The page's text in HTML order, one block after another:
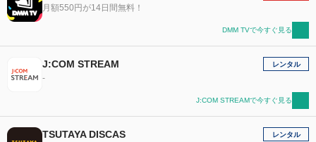
月額550円が14日間無料！
DMM TVで今すぐ見る
J:COM STREAM
-
レンタル
J:COM STREAMで今すぐ見る
TSUTAYA DISCAS レンタル